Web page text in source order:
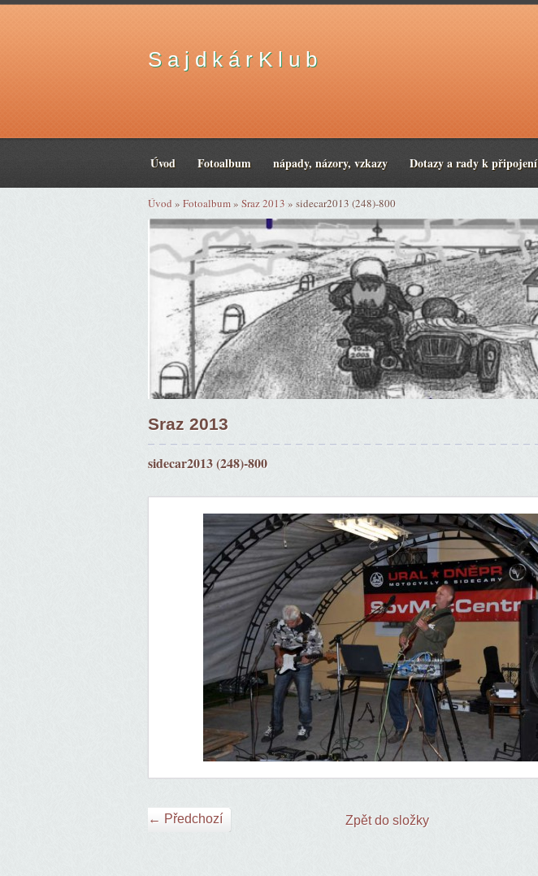
S a j d k á r K l u b
Úvod Fotoalbum nápady, názory, vzkazy Dotazy a rady k připojení
Úvod » Fotoalbum» Sraz 2013 » sidecar2013 (248)-800
Sraz 2013
sidecar2013 (248)-800
← Předchozí Zpět do složky